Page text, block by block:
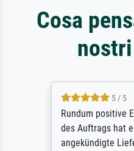
Cosa
5 / 5
Rundum positive
des Auftrags hat
angekündigte